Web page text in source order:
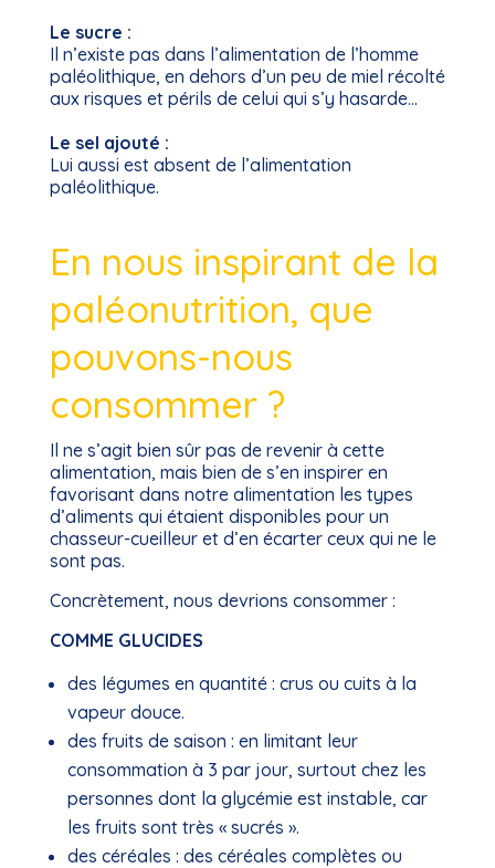
Le sucre :
Il n’existe pas dans l’alimentation de l’homme
paléolithique, en dehors d’un peu de miel récolté
aux risques et périls de celui qui s’y hasarde…
Le sel ajouté :
Lui aussi est absent de l’alimentation
paléolithique.
En nous inspirant de la
paléonutrition, que
pouvons-nous
consommer ?
Il ne s’agit bien sûr pas de revenir à cette
alimentation, mais bien de s’en inspirer en
favorisant dans notre alimentation les types
d’aliments qui étaient disponibles pour un
chasseur-cueilleur et d’en écarter ceux qui ne le
sont pas.
Concrètement, nous devrions consommer :
COMME GLUCIDES
des légumes en quantité : crus ou cuits à la
vapeur douce.
des fruits de saison : en limitant leur
consommation à 3 par jour, surtout chez les
personnes dont la glycémie est instable, car
les fruits sont très « sucrés ».
des céréales : des céréales complètes ou